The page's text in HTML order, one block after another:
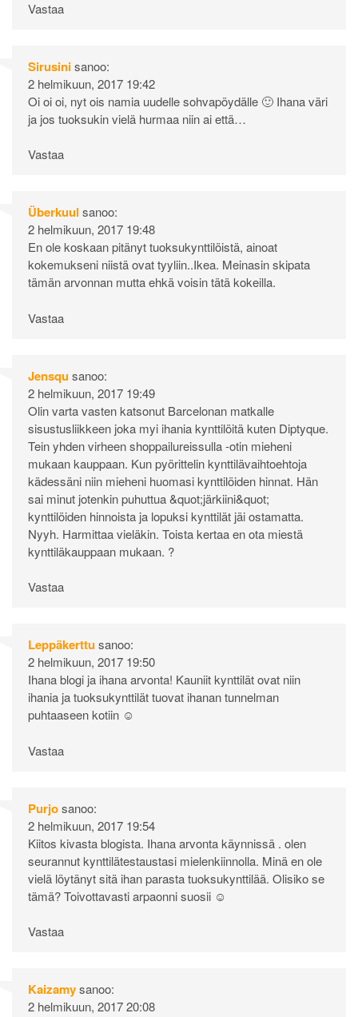
Vastaa
Sirusinisanoo:
2 helmikuun, 2017 19:42
Oi oi oi, nyt ois namia uudelle sohvapöydälle 🙂 Ihana väri
ja jos tuoksukin vielä hurmaa niin ai että…
Vastaa
Überkuul sanoo:
2 helmikuun, 2017 19:48
En ole koskaan pitänyt tuoksukynttilöistä, ainoat
kokemukseni niistä ovat tyyliin..Ikea. Meinasin skipata
tämän arvonnan mutta ehkä voisin tätä kokeilla.
Vastaa
Jensqusanoo:
2 helmikuun, 2017 19:49
Olin varta vasten katsonut Barcelonan matkalle
sisustusliikkeen joka myi ihania kynttilöitä kuten Diptyque.
Tein yhden virheen shoppailureissulla -otin mieheni
mukaan kauppaan. Kun pyörittelin kynttilävaihtoehtoja
kädessäni niin mieheni huomasi kynttilöiden hinnat. Hän
sai minut jotenkin puhuttua &quot;järkiini&quot;
kynttilöiden hinnoista ja lopuksi kynttilät jäi ostamatta.
Nyyh. Harmittaa vieläkin. Toista kertaa en ota miestä
kynttiläkauppaan mukaan. ?
Vastaa
Leppäkerttusanoo:
2 helmikuun, 2017 19:50
Ihana blogi ja ihana arvonta! Kauniit kynttilät ovat niin
ihania ja tuoksukynttilät tuovat ihanan tunnelman
puhtaaseen kotiin ☺
Vastaa
Purjosanoo:
2 helmikuun, 2017 19:54
Kiitos kivasta blogista. Ihana arvonta käynnissä . olen
seurannut kynttilätestaustasi mielenkiinnolla. Minä en ole
vielä löytänyt sitä ihan parasta tuoksukynttilää. Olisiko se
tämä? Toivottavasti arpaonni suosii ☺
Vastaa
Kaizamysanoo:
2 helmikuun, 2017 20:08